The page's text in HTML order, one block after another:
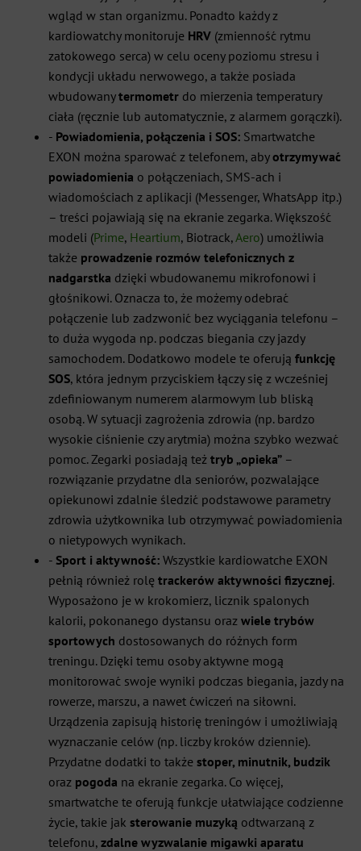
wgląd w stan organizmu. Ponadto każdy z
kardiowatchy monitoruje HRV (zmienność rytmu
zatokowego serca) w celu oceny poziomu stresu i
kondycji układu nerwowego, a także posiada
wbudowanytermometr do mierzenia temperatury
ciała (ręcznie lub automatycznie, z alarmem gorączki).
- Powiadomienia, połączenia i SOS: Smartwatche
EXON można sparować z telefonem, abyotrzymywać
powiadomienia o połączeniach, SMS-ach i
wiadomościach z aplikacji (Messenger, WhatsApp itp.)
– treści pojawiają się na ekranie zegarka. Większość
modeli (Prime, Heartium, Biotrack, Aero) umożliwia
także prowadzenie rozmów telefonicznych z
nadgarstka dzięki wbudowanemu mikrofonowi i
głośnikowi. Oznacza to, że możemy odebrać
połączenie lub zadzwonić bez wyciągania telefonu –
to duża wygoda np. podczas biegania czy jazdy
samochodem. Dodatkowo modele te oferują funkcję
SOS, która jednym przyciskiem łączy się z wcześniej
zdefiniowanym numerem alarmowym lub bliską
osobą. W sytuacji zagrożenia zdrowia (np. bardzo
wysokie ciśnienie czy arytmia) można szybko wezwać
pomoc. Zegarki posiadają też tryb „opieka” –
rozwiązanie przydatne dla seniorów, pozwalające
opiekunowi zdalnie śledzić podstawowe parametry
zdrowia użytkownika lub otrzymywać powiadomienia
o nietypowych wynikach.
- Sport i aktywność: Wszystkie kardiowatche EXON
pełnią również rolę trackerów aktywności fizycznej.
Wyposażono je w krokomierz, licznik spalonych
kalorii, pokonanego dystansu oraz wiele trybów
sportowych dostosowanych do różnych form
treningu. Dzięki temu osoby aktywne mogą
monitorować swoje wyniki podczas biegania, jazdy na
rowerze, marszu, a nawet ćwiczeń na siłowni.
Urządzenia zapisują historię treningów i umożliwiają
wyznaczanie celów (np. liczby kroków dziennie).
Przydatne dodatki to także stoper, minutnik, budzik
oraz pogoda na ekranie zegarka. Co więcej,
smartwatche te oferują funkcje ułatwiające codzienne
życie, takie jak sterowanie muzyką odtwarzaną z
telefonu, zdalne wyzwalanie migawki aparatu